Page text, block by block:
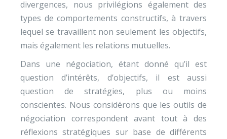
divergences, nous privilégions également des
types de comportements constructifs, à travers
lequel se travaillent non seulement les objectifs,
mais également les relations mutuelles.
Dans une négociation, étant donné qu’il est
question d’intérêts, d’objectifs, il est aussi
question de stratégies, plus ou moins
conscientes. Nous considérons que les outils de
négociation correspondent avant tout à des
réflexions stratégiques sur base de différents